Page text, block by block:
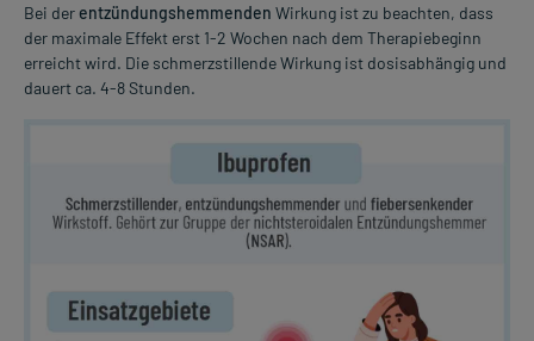
Bei derentzündungshemmenden Wirkung ist zu beachten, dass
der maximale Effekt erst 1-2 Wochen nach dem Therapiebeginn
erreicht wird. Die schmerzstillende Wirkung ist dosisabhängig und
dauert ca. 4-8 Stunden.